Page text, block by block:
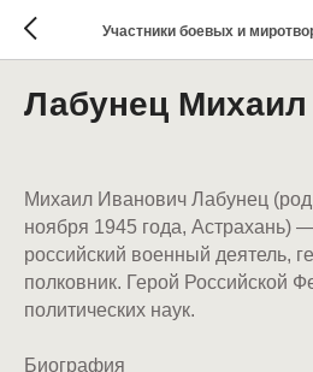
Участники боевых и
Лабунец
Михаил Иванович Лабунец
ноября 1945 года, Астрахань)
российский военный деятель,
полковник. Герой Российской
политических наук.
Биография